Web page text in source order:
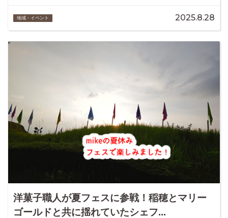
地域・イベント 2025.8.28
洋菓子職人が夏フェスに参戦！稲穂とマリー
ゴールドと共に揺れていたシェフ...